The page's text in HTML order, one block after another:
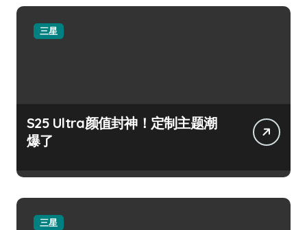
三星
S25 Ultra颜值封神！定制主题潮
爆了
三星